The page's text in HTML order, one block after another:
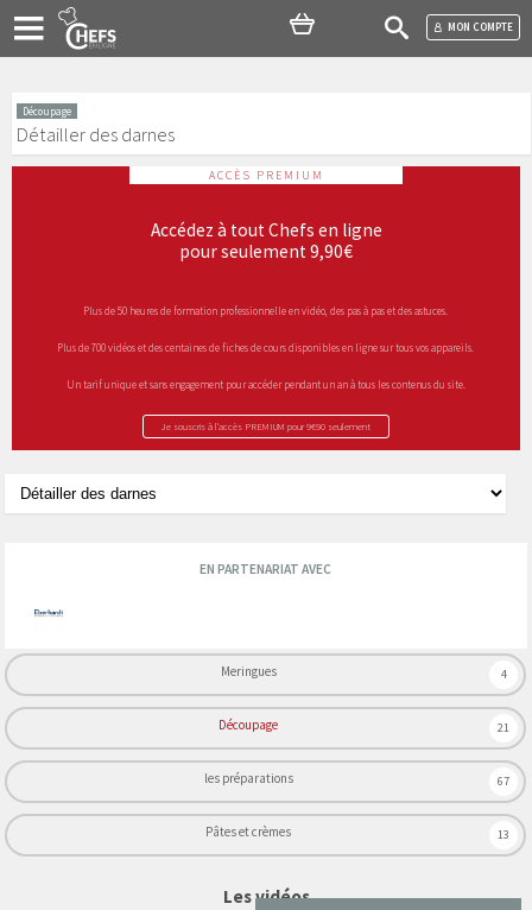
MON COMPTE
Découpage
Détailler des darnes
ACCÈS PREMIUM
Accédez à tout Chefs en ligne
pour seulement 9,90€
Plus de 50 heures de formation professionnelle en vidéo, des pas à pas et des astuces.
Plus de 700 vidéos et des centaines de fiches de cours disponibles en ligne sur tous vos appareils.
Un tarif unique et sans engagement pour accéder pendant un an à tous les contenus du site.
Je souscris à l’accès PREMIUM pour 9€90 seulement
EN PARTENARIAT AVEC
Meringues 4
Découpage 21
les préparations 67
Pâtes et crèmes 13
Les vidéos